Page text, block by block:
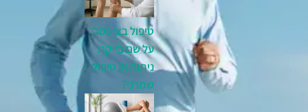
טיפול בציסטה
על שם בייקר:
ניתוח או טיפול
שמרני?